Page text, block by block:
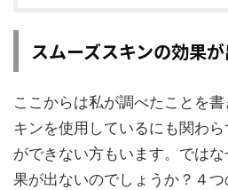
スムーズスキンの効果
ここからは私が調べたことを
キンを使用しているにも関わ
ができない方もいます。では
果が出ないのでしょうか？４